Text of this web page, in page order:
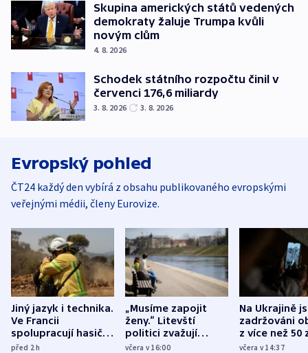
Skupina amerických států vedených
demokraty žaluje Trumpa kvůli
novým clům
4. 8. 2026
Schodek státního rozpočtu činil v
červenci 176,6 miliardy
3. 8. 2026 3. 8. 2026
Evropský pohled
ČT24 každý den vybírá z obsahu publikovaného evropskými
veřejnými médii, členy Eurovize.
Jiný jazyk i technika.
Ve Francii
spolupracují hasiči z
různých zemí
před 2h
„Musíme zapojit
ženy.“ Litevští
politici zvažují
dohodu o
včera v 16:00
Na Ukrajině
zadržováni
z více než 50
Bojovali na
včera v 14:37